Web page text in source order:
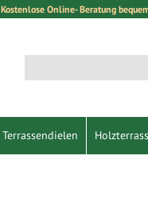
Kostenlose Online- Beratung
Suche
Terrassendielen